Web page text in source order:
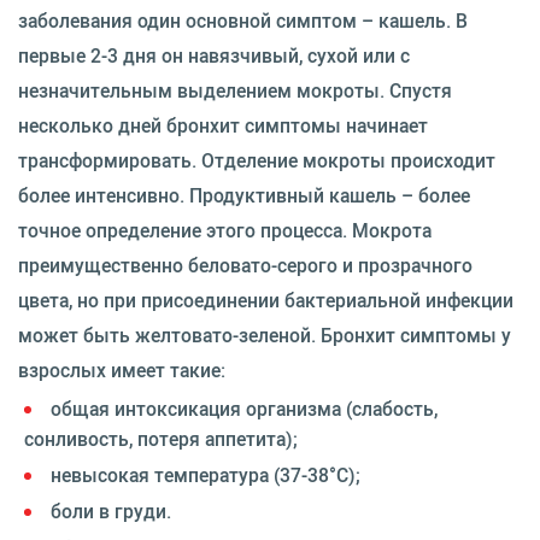
заболевания один основной симптом – кашель. В
первые 2-3 дня он навязчивый, сухой или с
незначительным выделением мокроты. Спустя
несколько дней бронхит симптомы начинает
трансформировать. Отделение мокроты происходит
более интенсивно. Продуктивный кашель – более
точное определение этого процесса. Мокрота
преимущественно беловато-серого и прозрачного
цвета, но при присоединении бактериальной инфекции
может быть желтовато-зеленой. Бронхит симптомы у
взрослых имеет такие:
общая интоксикация организма (слабость,
сонливость, потеря аппетита);
невысокая температура (37-38°C);
боли в груди.